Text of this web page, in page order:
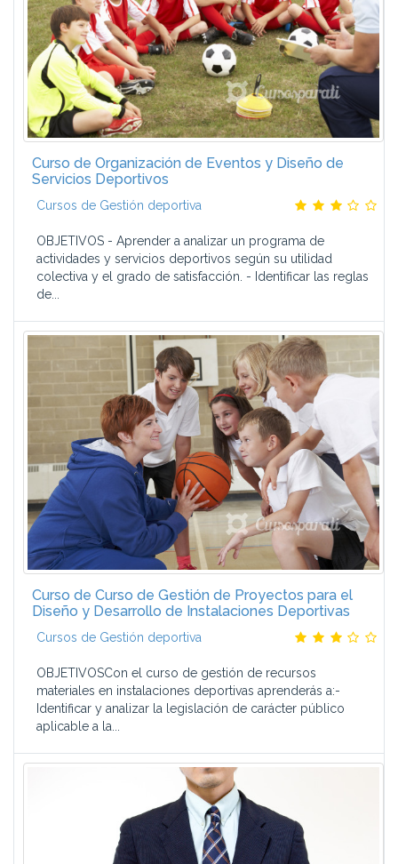
Curso de Organización de Eventos y Diseño de
Servicios Deportivos
Cursos de Gestión deportiva
OBJETIVOS - Aprender a analizar un programa de
actividades y servicios deportivos según su utilidad
colectiva y el grado de satisfacción. - Identificar las reglas
de...
Curso de Curso de Gestión de Proyectos para el
Diseño y Desarrollo de Instalaciones Deportivas
Cursos de Gestión deportiva
OBJETIVOSCon el curso de gestión de recursos
materiales en instalaciones deportivas aprenderás a:-
Identificar y analizar la legislación de carácter público
aplicable a la...